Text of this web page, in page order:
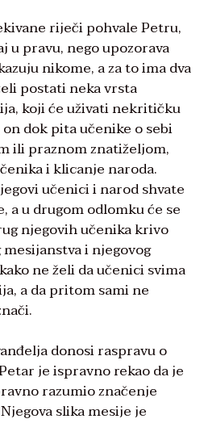
riječi pohvale Petru,
u pravu, nego upozorava
nikome, a za to ima dva
postati neka vrsta
koji će uživati nekritičku
dok pita učenike o sebi
ili praznom znatiželjom,
i klicanje naroda.
učenici i narod shvate
a u drugom odlomku će se
njegovih učenika krivo
i njegovog
ne želi da učenici svima
a da pritom sami ne
donosi raspravu o
je ispravno rekao da je
razumio značenje
slika mesije je